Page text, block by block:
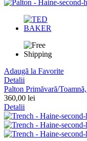
Adaugă la Favorite
Detalii
Palton Primăvară/
360,00 lei
Detalii